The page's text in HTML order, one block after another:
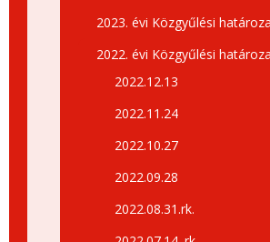
2023. évi Közgyűlési
2022. évi Közgyűlési
2022.12.13
2022.11.24
2022.10.27
2022.09.28
2022.08.31.rk.